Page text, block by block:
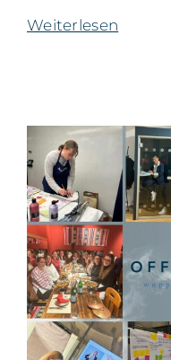
Weiterlesen